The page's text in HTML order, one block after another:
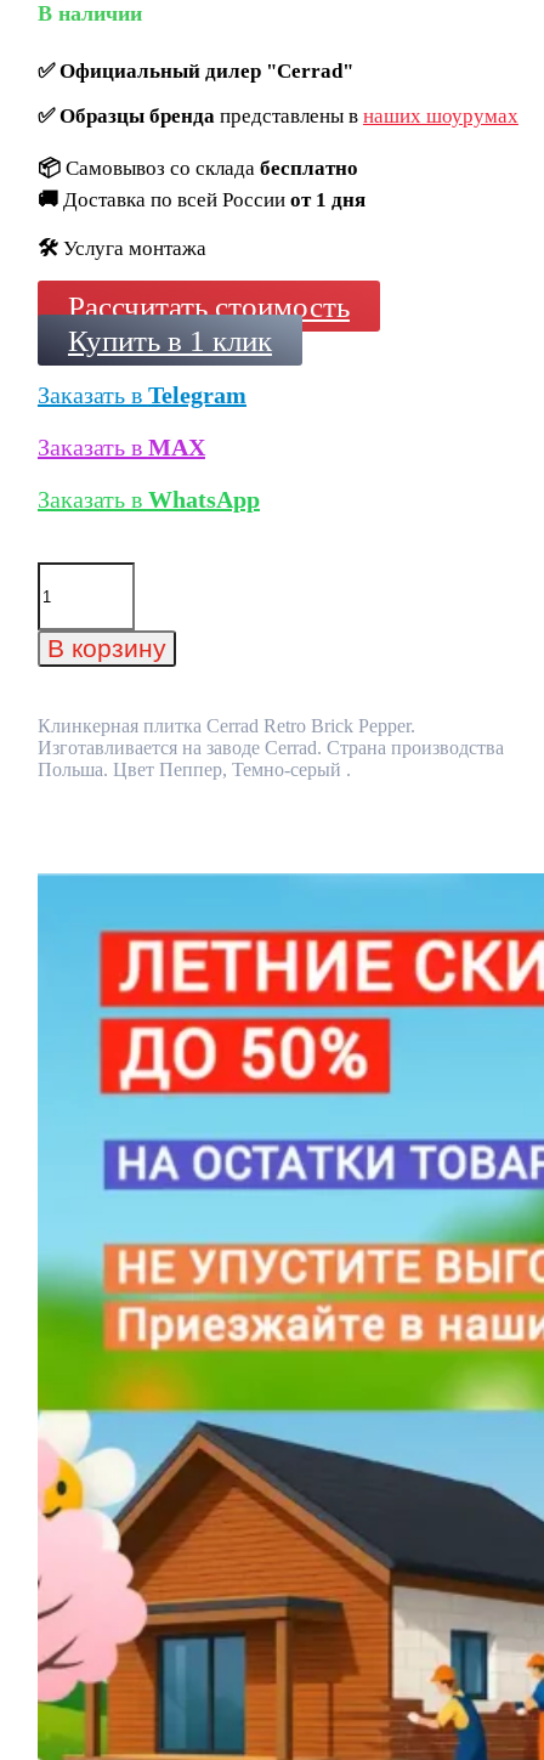
В наличии
✅Официальный дилер "Cerrad"
✅Образцы брендапредставлены в наших шоурумах
📦 Самовывоз со склада бесплатно
🚚 Доставка по всей России от 1 дня
🛠️ Услуга монтажа
Рассчитать стоимость
Купить в 1 клик
Заказать в Telegram
Заказать в MAX
Заказать в WhatsApp
Количество
товара
плитка
Cerrad
Pepper
В корзину
Клинкерная плитка Cerrad Retro Brick Pepper.
Изготавливается на заводе Cerrad. Страна производства
Польша. Цвет Пеппер, Темно-серый .